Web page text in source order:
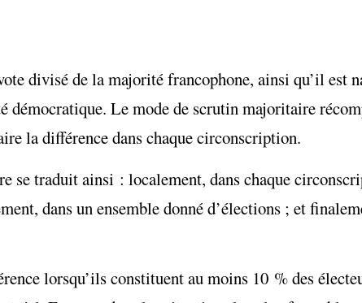
divisé de la majorité francophone, ainsi qu’il est
Le mode de scrutin majoritaire
la différence dans chaque circonscription.
se traduit ainsi : localement, dans chaque
dans un ensemble donné d’élections ; et
lorsqu’ils constituent au moins 10 % des